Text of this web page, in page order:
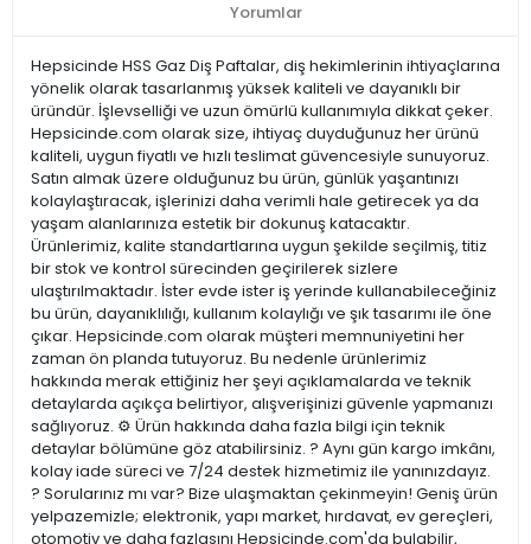
Yorumlar
Hepsicinde HSS Gaz Diş Paftalar, diş hekimlerinin ihtiyaçlarına
yönelik olarak tasarlanmış yüksek kaliteli ve dayanıklı bir
üründür. İşlevselliği ve uzun ömürlü kullanımıyla dikkat çeker.
Hepsicinde.com olarak size, ihtiyaç duyduğunuz her ürünü
kaliteli, uygun fiyatlı ve hızlı teslimat güvencesiyle sunuyoruz.
Satın almak üzere olduğunuz bu ürün, günlük yaşantınızı
kolaylaştıracak, işlerinizi daha verimli hale getirecek ya da
yaşam alanlarınıza estetik bir dokunuş katacaktır.
Ürünlerimiz, kalite standartlarına uygun şekilde seçilmiş, titiz
bir stok ve kontrol sürecinden geçirilerek sizlere
ulaştırılmaktadır. İster evde ister iş yerinde kullanabileceğiniz
bu ürün, dayanıklılığı, kullanım kolaylığı ve şık tasarımı ile öne
çıkar. Hepsicinde.com olarak müşteri memnuniyetini her
zaman ön planda tutuyoruz. Bu nedenle ürünlerimiz
hakkında merak ettiğiniz her şeyi açıklamalarda ve teknik
detaylarda açıkça belirtiyor, alışverişinizi güvenle yapmanızı
sağlıyoruz. ⚙️ Ürün hakkında daha fazla bilgi için teknik
detaylar bölümüne göz atabilirsiniz. ? Aynı gün kargo imkânı,
kolay iade süreci ve 7/24 destek hizmetimiz ile yanınızdayız.
? Sorularınız mı var? Bize ulaşmaktan çekinmeyin! Geniş ürün
yelpazemizle; elektronik, yapı market, hırdavat, ev gereçleri,
otomotiv ve daha fazlasını Hepsicinde.com'da bulabilir,